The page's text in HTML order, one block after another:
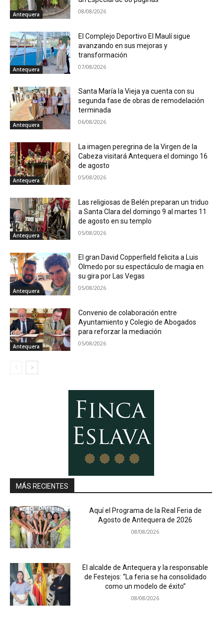
Antequera 08/08/2026
Antequera
El Complejo Deportivo El Maulí sigue
avanzando en sus mejoras y
transformación
07/08/2026
Antequera
Santa María la Vieja ya cuenta con su
segunda fase de obras de remodelación
terminada
06/08/2026
Antequera
La imagen peregrina de la Virgen de la
Cabeza visitará Antequera el domingo 16
de agosto
05/08/2026
Antequera
Las religiosas de Belén preparan un triduo
a Santa Clara del domingo 9 al martes 11
de agosto en su templo
05/08/2026
Antequera
El gran David Copperfield felicita a Luis
Olmedo por su espectáculo de magia en
su gira por Las Vegas
05/08/2026
Antequera
Convenio de colaboración entre
Ayuntamiento y Colegio de Abogados
para reforzar la mediación
05/08/2026
MÁS RECIENTES
Aquí el Programa de la Real Feria de
Agosto de Antequera de 2026
08/08/2026
El alcalde de Antequera y la responsable
de Festejos: “La feria se ha consolidado
como un modelo de éxito”
08/08/2026